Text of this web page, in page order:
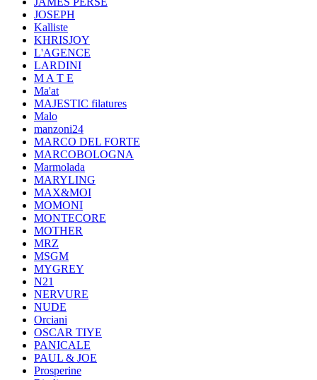
JOSEPH
Kalliste
KHRISJOY
L'AGENCE
LARDINI
M A T E
Ma'at
MAJESTIC filatures
Malo
manzoni24
MARCO DEL FORTE
MARCOBOLOGNA
Marmolada
MARYLING
MAX&MOI
MOMONI
MONTECORE
MOTHER
MRZ
MSGM
MYGREY
N21
NERVURE
NUDE
Orciani
OSCAR TIYE
PANICALE
PAUL & JOE
Prosperine